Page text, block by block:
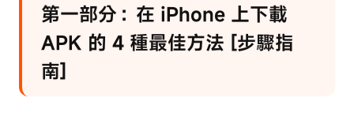
第一部分：在 iPhone 上下載
APK 的 4 種最佳方法 [步驟指
南]